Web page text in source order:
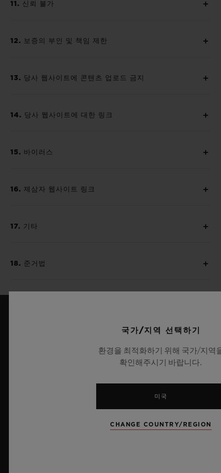
11. 신뢰 불가
12. 보증의 부인 및 책임 제한
13. 당사 웹사이트에 콘텐츠 업로드 금지
14. 당사 웹사이트에 대한 링크
15. 바이러스
16. 제삼자 웹사이트 링크
17. 기타
18. 준거법
UEFA 챔피언스 리그 공식 타임키퍼
국가/지역 선택하기
환경을 최적화하기 위해 국가/지역
확인해주시기 바랍니다.
미국
CHANGE COUNTRY/REGION